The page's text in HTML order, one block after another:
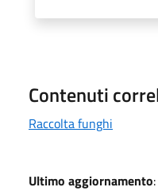
Contenuti
Raccolta funghi
Ultimo aggiornamento